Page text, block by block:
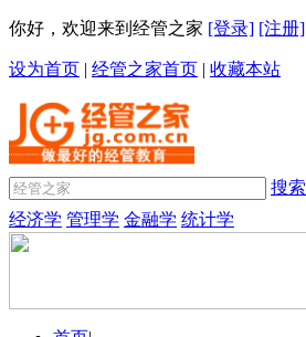
你好，欢迎来到经管之家 [登录] [注册]
设为首页 | 经管之家首页 | 收藏本站
搜索
经济学 管理学 金融学 统计学